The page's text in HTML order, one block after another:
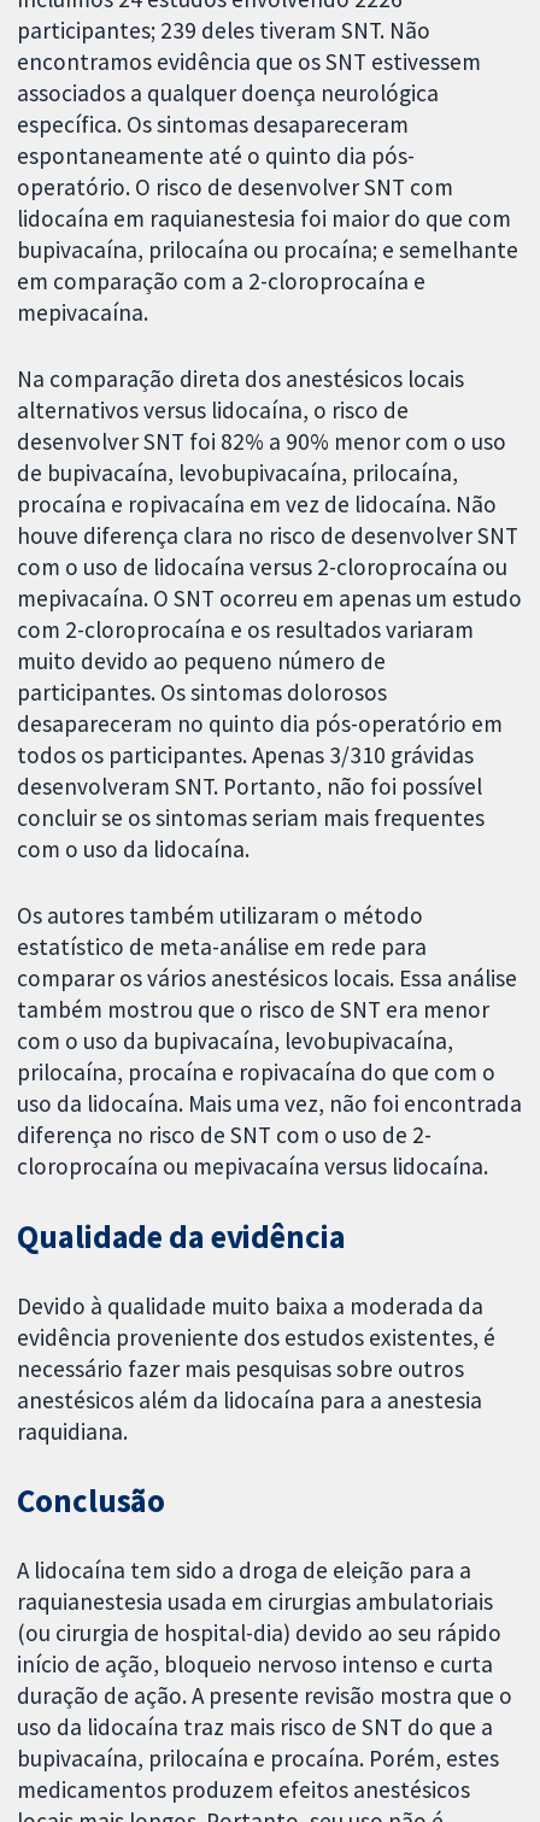
participantes; 239 deles tiveram SNT. Não
encontramos evidência que os SNT estivessem
associados a qualquer doença neurológica
específica. Os sintomas desapareceram
espontaneamente até o quinto dia pós-
operatório. O risco de desenvolver SNT com
lidocaína em raquianestesia foi maior do que com
bupivacaína, prilocaína ou procaína; e semelhante
em comparação com a 2-cloroprocaína e
mepivacaína.
Na comparação direta dos anestésicos locais
alternativos versus lidocaína, o risco de
desenvolver SNT foi 82% a 90% menor com o uso
de bupivacaína, levobupivacaína, prilocaína,
procaína e ropivacaína em vez de lidocaína. Não
houve diferença clara no risco de desenvolver SNT
com o uso de lidocaína versus 2-cloroprocaína ou
mepivacaína. O SNT ocorreu em apenas um estudo
com 2-cloroprocaína e os resultados variaram
muito devido ao pequeno número de
participantes. Os sintomas dolorosos
desapareceram no quinto dia pós-operatório em
todos os participantes. Apenas 3/310 grávidas
desenvolveram SNT. Portanto, não foi possível
concluir se os sintomas seriam mais frequentes
com o uso da lidocaína.
Os autores também utilizaram o método
estatístico de meta-análise em rede para
comparar os vários anestésicos locais. Essa análise
também mostrou que o risco de SNT era menor
com o uso da bupivacaína, levobupivacaína,
prilocaína, procaína e ropivacaína do que com o
uso da lidocaína. Mais uma vez, não foi encontrada
diferença no risco de SNT com o uso de 2-
cloroprocaína ou mepivacaína versus lidocaína.
Qualidade da evidência
Devido à qualidade muito baixa a moderada da
evidência proveniente dos estudos existentes, é
necessário fazer mais pesquisas sobre outros
anestésicos além da lidocaína para a anestesia
raquidiana.
Conclusão
A lidocaína tem sido a droga de eleição para a
raquianestesia usada em cirurgias ambulatoriais
(ou cirurgia de hospital-dia) devido ao seu rápido
início de ação, bloqueio nervoso intenso e curta
duração de ação. A presente revisão mostra que o
uso da lidocaína traz mais risco de SNT do que a
bupivacaína, prilocaína e procaína. Porém, estes
medicamentos produzem efeitos anestésicos